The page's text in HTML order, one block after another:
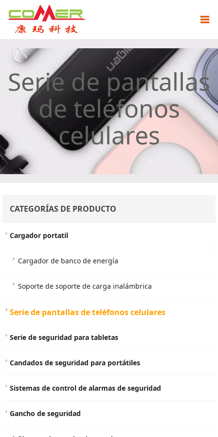
Serie de pantallas
de teléfonos
celulares
CATEGORÍAS DE PRODUCTO
Cargador portatil
Cargador de banco de energía
Soporte de soporte de carga inalámbrica
Serie de pantallas de teléfonos celulares
Serie de seguridad para tabletas
Candados de seguridad para portátiles
Sistemas de control de alarmas de seguridad
Gancho de seguridad